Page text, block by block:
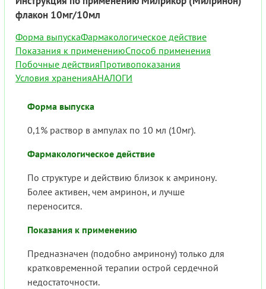
флакон 10мг/10мл
Форма выпускаФармакологическое действие
Показания к применениюСпособ применения
Побочные действияПротивопоказания
Условия храненияАНАЛОГИ
Форма выпуска
0,1% раствор в ампулах по 10 мл (10мг).
Фармакологическое действие
По структуре и действию близок к амринону.
Более активен, чем амринон, и лучше
переносится.
Показания к применению
Предназначен (подобно амринону) только для
кратковременной терапии острой сердечной
недостаточности.